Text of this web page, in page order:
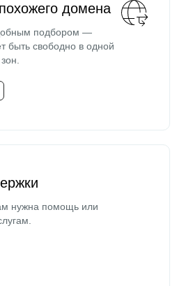
домена
подбором —
быть свободно в одной
нужна помощь или